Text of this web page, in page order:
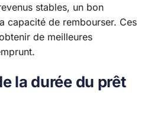
stables, un bon
capacité de rembourser. Ces
de meilleures
la durée du prêt